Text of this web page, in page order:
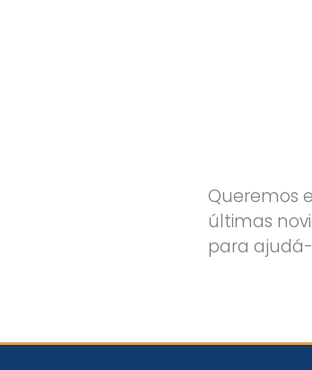
Queremos
últimas
para